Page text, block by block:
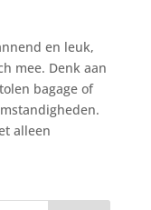
en leuk,
mee. Denk aan
bagage of
alleen